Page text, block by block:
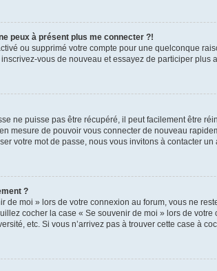
peux à présent plus me connecter ?!
ou supprimé votre compte pour une quelconque
vous de nouveau et essayez de participer plus
ne puisse pas être récupéré, il peut facilement être
mesure de pouvoir vous connecter de nouveau
votre mot de passe, nous vous invitons à contacter un
?
de moi » lors de votre connexion au forum, vous ne
cocher la case « Se souvenir de moi » lors de
etc. Si vous n’arrivez pas à trouver cette case à